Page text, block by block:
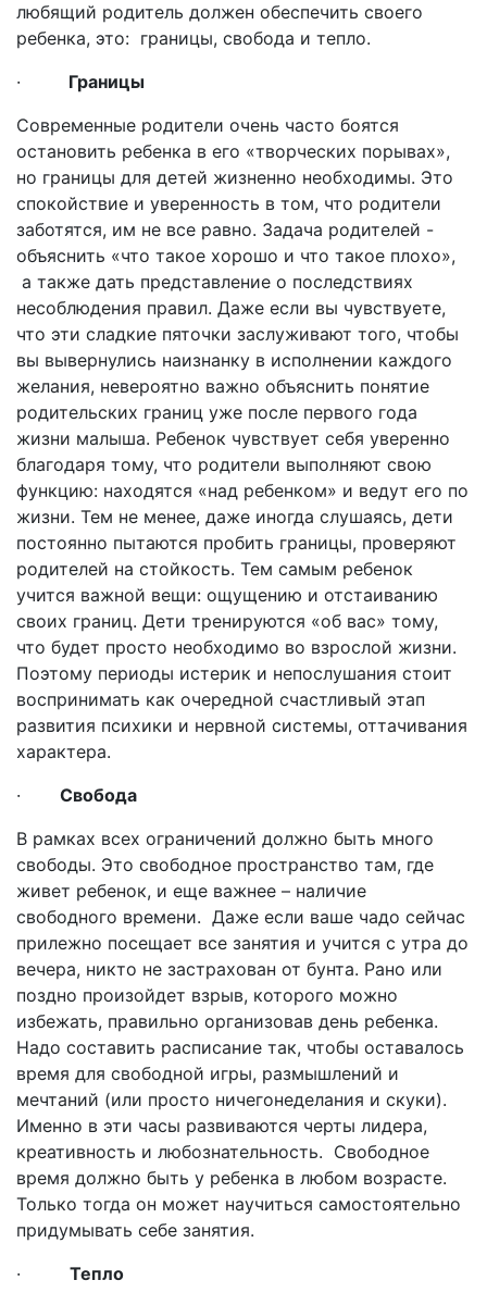
любящий родитель должен обеспечить своего
ребенка, это: границы, свобода и тепло.
·
Границы
Современные родители очень часто боятся
остановить ребенка в его «творческих порывах»,
но границы для детей жизненно необходимы. Это
спокойствие и уверенность в том, что родители
заботятся, им не все равно. Задача родителей -
объяснить «что такое хорошо и что такое плохо»,
а также дать представление о последствиях
несоблюдения правил. Даже если вы чувствуете,
что эти сладкие пяточки заслуживают того, чтобы
вы вывернулись наизнанку в исполнении каждого
желания, невероятно важно объяснить понятие
родительских границ уже после первого года
жизни малыша. Ребенок чувствует себя уверенно
благодаря тому, что родители выполняют свою
функцию: находятся «над ребенком» и ведут его по
жизни. Тем не менее, даже иногда слушаясь, дети
постоянно пытаются пробить границы, проверяют
родителей на стойкость. Тем самым ребенок
учится важной вещи: ощущению и отстаиванию
своих границ. Дети тренируются «об вас» тому,
что будет просто необходимо во взрослой жизни.
Поэтому периоды истерик и непослушания стоит
воспринимать как очередной счастливый этап
развития психики и нервной системы, оттачивания
характера.
· Свобода
В рамках всех ограничений должно быть много
свободы. Это свободное пространство там, где
живет ребенок, и еще важнее – наличие
свободного времени. Даже если ваше чадо сейчас
прилежно посещает все занятия и учится с утра до
вечера, никто не застрахован от бунта. Рано или
поздно произойдет взрыв, которого можно
избежать, правильно организовав день ребенка.
Надо составить расписание так, чтобы оставалось
время для свободной игры, размышлений и
мечтаний (или просто ничегонеделания и скуки).
Именно в эти часы развиваются черты лидера,
креативность и любознательность. Свободное
время должно быть у ребенка в любом возрасте.
Только тогда он может научиться самостоятельно
придумывать себе занятия.
· Тепло